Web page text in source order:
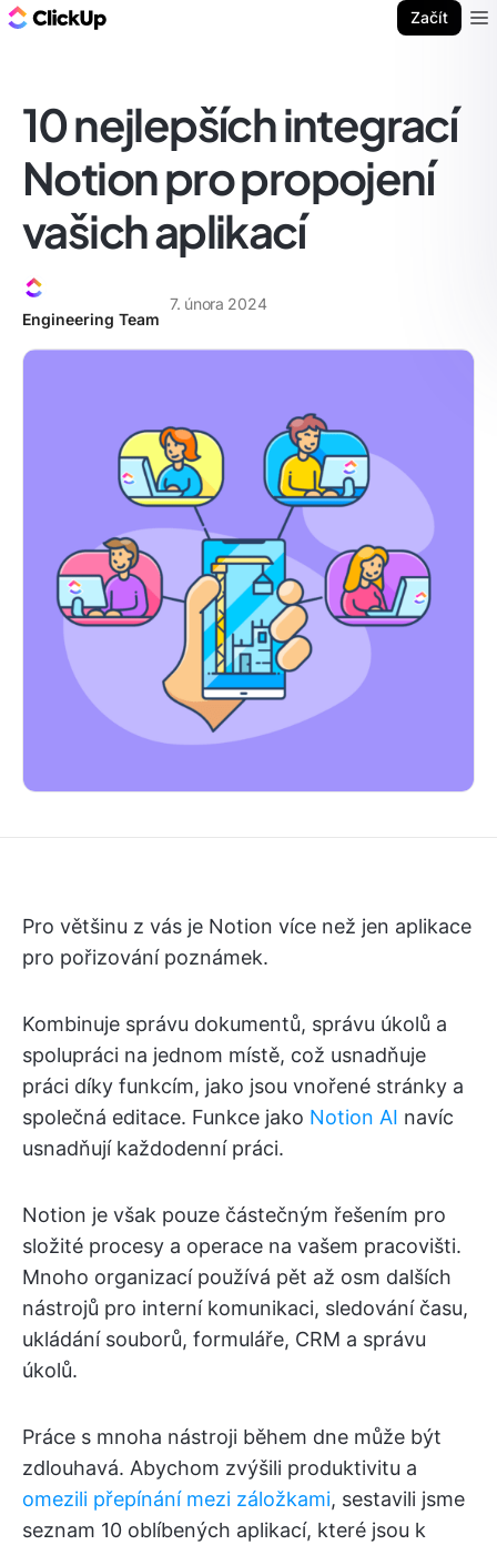
Začít
10 nejlepších integrací
Notion pro propojení
vašich aplikací
Engineering Team
7. února 2024
Pro většinu z vás je Notion více než jen aplikace
pro pořizování poznámek.
Kombinuje správu dokumentů, správu úkolů a
spolupráci na jednom místě, což usnadňuje
práci díky funkcím, jako jsou vnořené stránky a
společná editace. Funkce jako Notion AI navíc
usnadňují každodenní práci.
Notion je však pouze částečným řešením pro
složité procesy a operace na vašem pracovišti.
Mnoho organizací používá pět až osm dalších
nástrojů pro interní komunikaci, sledování času,
ukládání souborů, formuláře, CRM a správu
úkolů.
Práce s mnoha nástroji během dne může být
zdlouhavá. Abychom zvýšili produktivitu a
omezili přepínání mezi záložkami, sestavili jsme
seznam 10 oblíbených aplikací, které jsou k